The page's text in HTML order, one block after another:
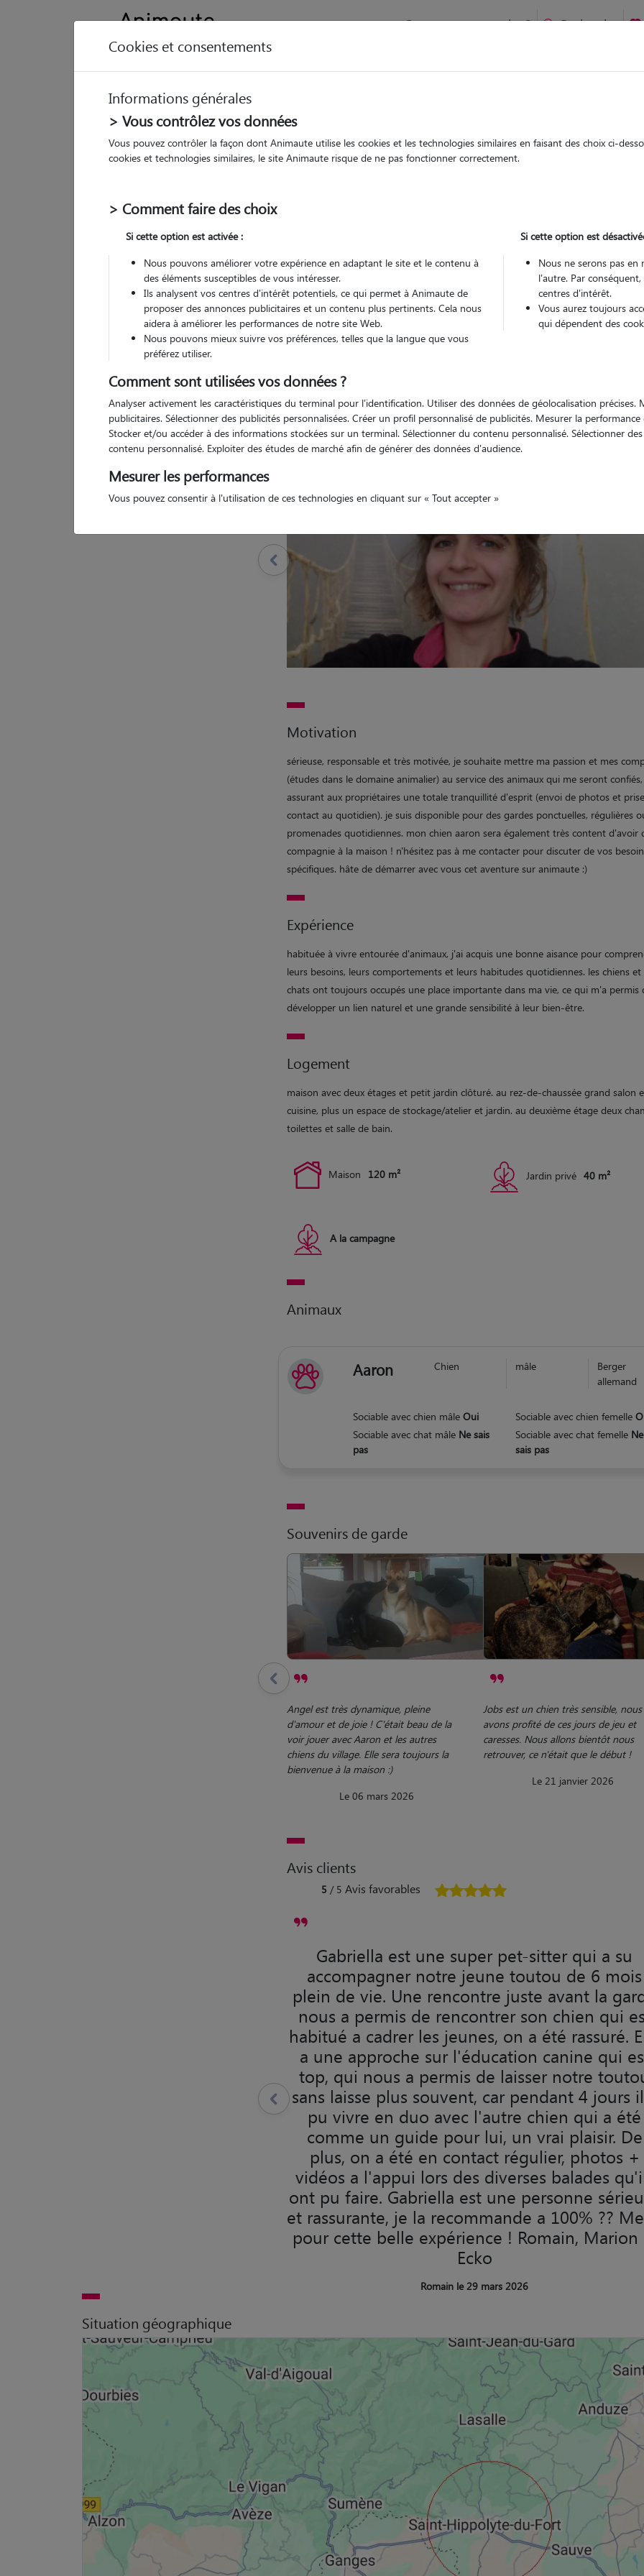
Comment ça marche ? Recherche
2 avis)
5/5
Gabriella
Garde
chez le Pet Sitter
1 animal Maison Véhiculé
Motivation
sérieuse, responsable et très motivée, je souhaite mettre ma passion et mes
(études dans le domaine animalier) au service des animaux qui me seront
assurant aux propriétaires une totale tranquillité d'esprit (envoi de photos et
contact au quotidien). je suis disponible pour des gardes ponctuelles, régulières
promenades quotidiennes. mon chien aaron sera également très content d'avoir
compagnie à la maison ! n'hésitez pas à me contacter pour discuter de vos
spécifiques. hâte de démarrer avec vous cet aventure sur animaute :)
Expérience
habituée à vivre entourée d'animaux, j'ai acquis une bonne aisance pour
leurs besoins, leurs comportements et leurs habitudes quotidiennes. les chiens et
chats ont toujours occupés une place importante dans ma vie, ce qui m'a permis
développer un lien naturel et une grande sensibilité à leur bien-être.
Logement
maison avec deux étages et petit jardin clôturé. au rez-de-chaussée grand salon
cuisine, plus un espace de stockage/atelier et jardin. au deuxième étage deux
toilettes et salle de bain.
Maison 120 m² Jardin privé 40 m²
A la campagne
Animaux
Aaron Chien mâle
Berger
allemand
Sociable avec chien mâle Oui Sociable avec chien femelle
Sociable avec chat mâle Ne sais
pas
Sociable avec chat femelle Ne
sais pas
Souvenirs de garde
Angel est très dynamique, pleine
d'amour et de joie ! C'était beau de la
voir jouer avec Aaron et les autres
chiens du village. Elle sera toujours la
bienvenue à la maison :)
Le 06 mars 2026
Jobs est un chien très sensible, nous
avons profité de ces jours de jeu et
caresses. Nous allons bientôt nous
retrouver, ce n'était que le début !
Le 21 janvier 2026
Avis clients
5 / 5 Avis favorables
Gabriella est une super pet-sitter qui a su
accompagner notre jeune toutou de 6 mois
plein de vie. Une rencontre juste avant la
nous a permis de rencontrer son chien qui
habitué a cadrer les jeunes, on a été rassuré.
a une approche sur l'éducation canine qui
top, qui nous a permis de laisser notre
sans laisse plus souvent, car pendant 4 jours
pu vivre en duo avec l'autre chien qui a été
comme un guide pour lui, un vrai plaisir. De
plus, on a été en contact régulier, photos +
vidéos a l'appui lors des diverses balades
ont pu faire. Gabriella est une personne
et rassurante, je la recommande a 100% ??
pour cette belle expérience ! Romain,
Ecko
Romain le 29 mars 2026
Situation géographique
Cookies et consentements
Informations générales
> Vous contrôlez vos données
Vous pouvez contrôler la façon dont Animaute utilise les cookies et les technologies similaires en faisant des choix ci-
cookies et technologies similaires, le site Animaute risque de ne pas fonctionner correctement.
> Comment faire des choix
Si cette option est activée :
Nous pouvons améliorer votre expérience en adaptant le site et le contenu à
des éléments susceptibles de vous intéresser.
Ils analysent vos centres d'intérêt potentiels, ce qui permet à Animaute de
proposer des annonces publicitaires et un contenu plus pertinents. Cela nous
aidera à améliorer les performances de notre site Web.
Nous pouvons mieux suivre vos préférences, telles que la langue que vous
préférez utiliser.
Si cette option est
Nous ne serons pas en
l'autre. Par
centres d'intérêt.
Vous aurez toujours
qui dépendent des
Comment sont utilisées vos données ?
Analyser activement les caractéristiques du terminal pour l'identification. Utiliser des données de géolocalisation précises.
publicitaires. Sélectionner des publicités personnalisées. Créer un profil personnalisé de publicités. Mesurer la
Stocker et/ou accéder à des informations stockées sur un terminal. Sélectionner du contenu personnalisé. Sélectionner
contenu personnalisé. Exploiter des études de marché afin de générer des données d'audience.
Mesurer les performances
Vous pouvez consentir à l'utilisation de ces technologies en cliquant sur « Tout accepter »